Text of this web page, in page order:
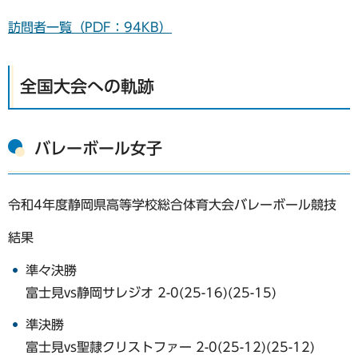
訪問者一覧（PDF：94KB）
全国大会への軌跡
バレーボール女子
令和4年度静岡県高等学校総合体育大会バレーボール競技
結果
準々決勝
富士見vs静岡サレジオ 2-0(25-16)(25-15)
準決勝
富士見vs聖隷クリストファー 2-0(25-12)(25-12)